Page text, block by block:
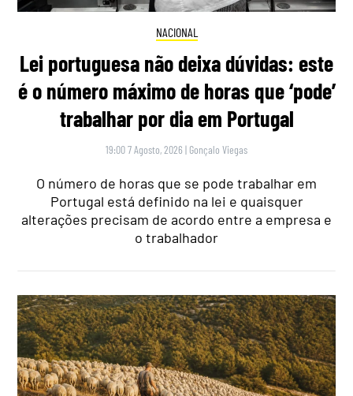
NACIONAL
Lei portuguesa não deixa dúvidas: este
é o número máximo de horas que ‘pode’
trabalhar por dia em Portugal
19:00 7 Agosto, 2026 | Gonçalo Viegas
O número de horas que se pode trabalhar em
Portugal está definido na lei e quaisquer
alterações precisam de acordo entre a empresa e
o trabalhador